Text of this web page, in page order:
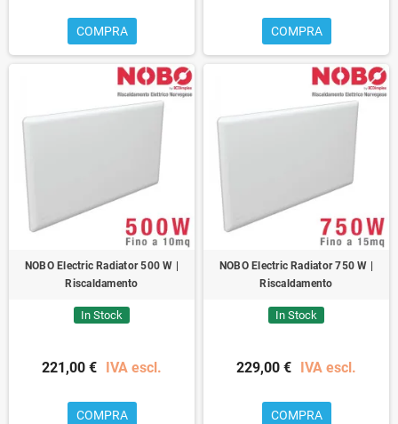
COMPRA COMPRA
NOBO Electric Radiator 500 W |
Riscaldamento
In Stock
221,00 € IVA escl.
COMPRA
NOBO Electric Radiator 750 W |
Riscaldamento
In Stock
229,00 € IVA escl.
COMPRA